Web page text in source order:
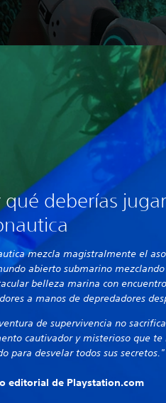
qué deberías jugar
mezcla magistralmente el
abierto submarino
belleza marina con
a manos de depredadores
de supervivencia no
cautivador y misterioso que te
para desvelar todos sus secretos."
editorial de Playstation.com